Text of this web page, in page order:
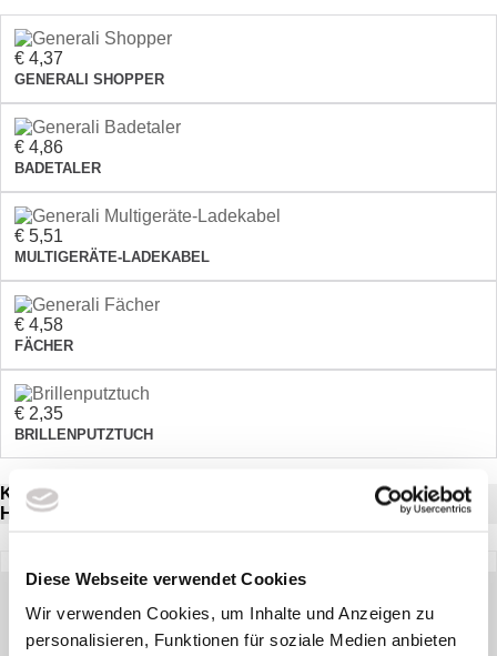
Diese Webseite verwendet Cookies
Wir verwenden Cookies, um Inhalte und Anzeigen zu
personalisieren, Funktionen für soziale Medien anbieten
€ 4,37
GENERALI SHOPPER
€ 4,86
BADETALER
€ 5,51
MULTIGERÄTE-LADEKABEL
€ 4,58
FÄCHER
€ 2,35
BRILLENPUTZTUCH
KUNDEN, DIE DIESEN ARTIKEL GEKAUFT HABEN,
HABEN AUCH FOLGENDE ARTIKEL GEKAUFT:
4,58*